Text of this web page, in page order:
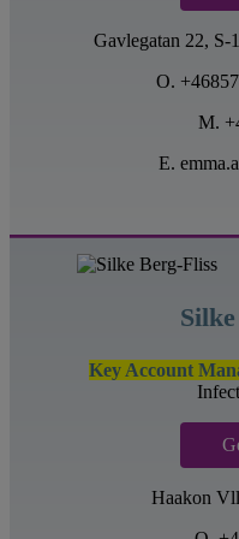
Gavlegatan 22, S-
O.
M.
E.
Key Account
Haakon